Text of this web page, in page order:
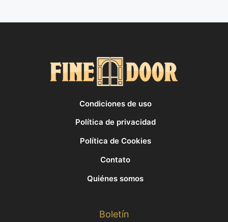
Condiciones de uso
Política de privacidad
Política de Cookies
Contato
Quiénes somos
Boletín